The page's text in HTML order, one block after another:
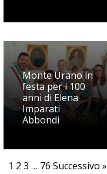
Monte Urano in
festa per i 100
anni di Elena
Imparati
Abbondi
1 2 3 … 76 Successivo »